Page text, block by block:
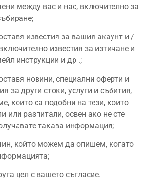
между вас и нас, включително за
известия за вашия акаунт и /
известия за изтичане и
инструкции и др .;
новини, специални оферти и
за други стоки, услуги и събития,
които са подобни на тези, които
или разпитали, освен ако не сте
такава информация;
който можем да опишем, когато
цел с вашето съгласие.